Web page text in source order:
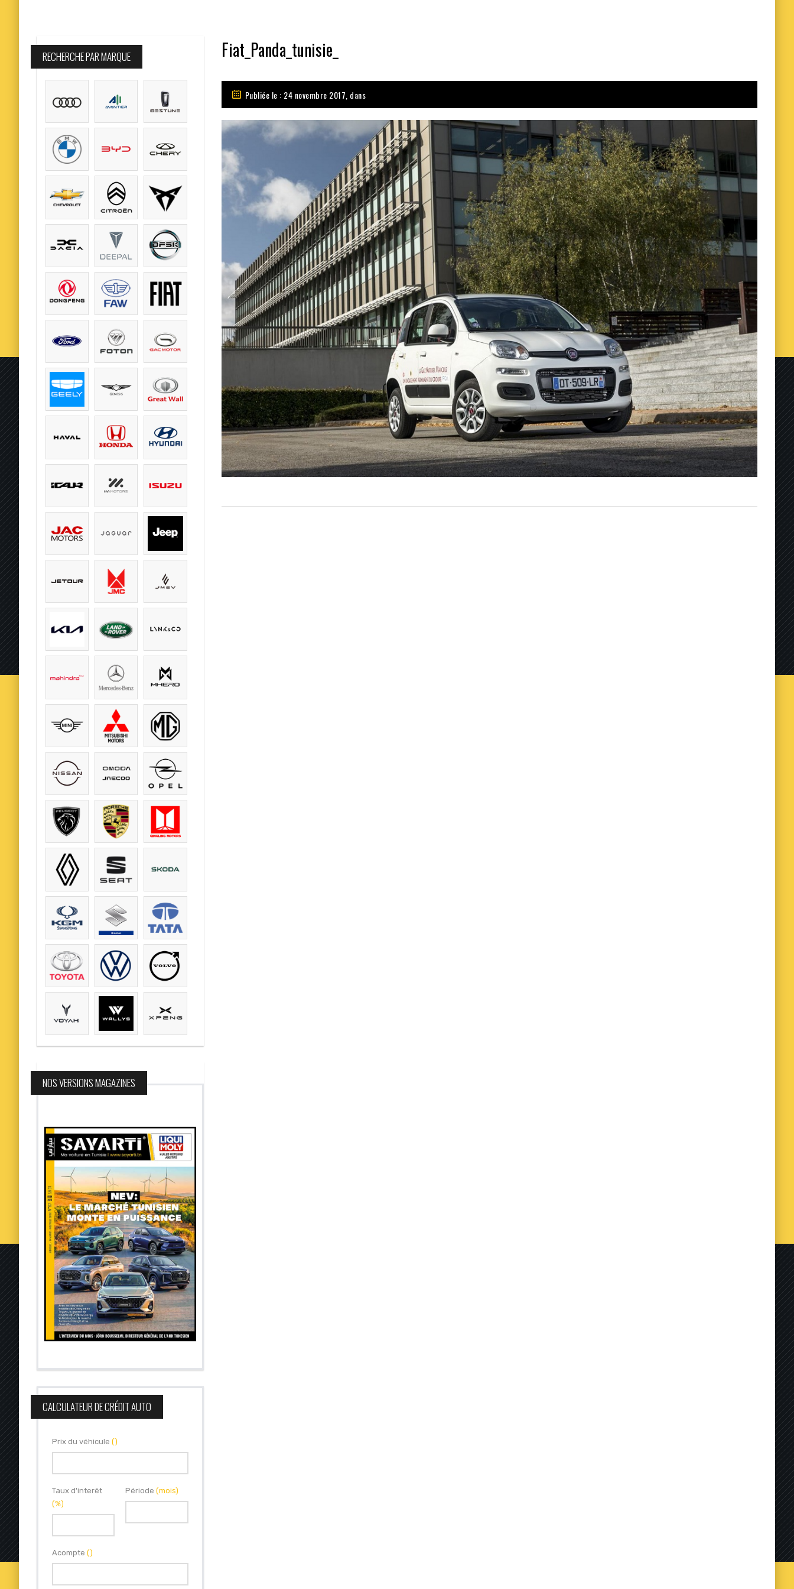
Fiat_Panda_tunisie_
Publiée le : 24 novembre 2017, dans
RECHERCHE PAR MARQUE
NOS VERSIONS MAGAZINES
CALCULATEUR DE CRÉDIT AUTO
Prix du véhicule ()
Taux d'interêt
(%)
Période(mois)
Acompte ()